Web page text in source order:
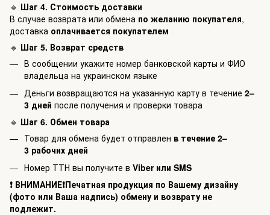
🔹 Шаг 4. Стоимость доставки
В случае возврата или обмена по желанию покупателя,
доставка оплачивается покупателем
🔹 Шаг 5. Возврат средств
В сообщении укажите номер банковской карты и ФИО
владельца на украинском языке
Деньги возвращаются на указанную карту в течение 2–
3 дней после получения и проверки товара
🔹 Шаг 6. Обмен товара
Товар для обмена будет отправлен в течение 2–
3 рабочих дней
Номер ТТН вы получите в Viber или SMS
❗ ВНИМАНИЕ❗Печатная продукция по Вашему дизайну
(фото или Ваша надпись) обмену и возврату не
подлежит.